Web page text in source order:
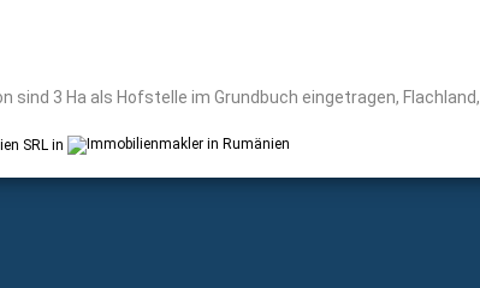
sind 3 Ha als Hofstelle im Grundbuch eingetragen, Flachland,
SRL in